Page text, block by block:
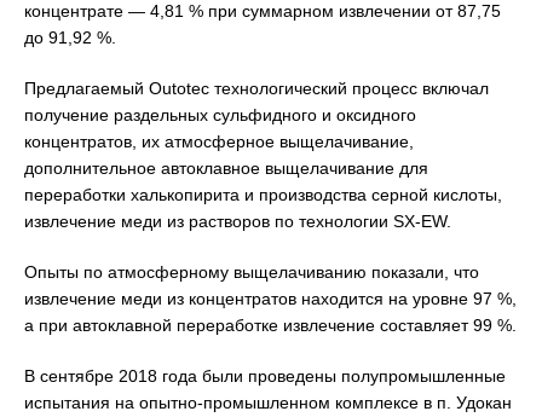
концентрате — 4,81 % при суммарном извлечении от 87,75
до 91,92 %.
Предлагаемый Outotec технологический процесс включал
получение раздельных сульфидного и оксидного
концентратов, их атмосферное выщелачивание,
дополнительное автоклавное выщелачивание для
переработки халькопирита и производства серной кислоты,
извлечение меди из растворов по технологии SX-EW.
Опыты по атмосферному выщелачиванию показали, что
извлечение меди из концентратов находится на уровне 97 %,
а при автоклавной переработке извлечение составляет 99 %.
В сентябре 2018 года были проведены полупромышленные
испытания на опытно-промышленном комплексе в п. Удокан